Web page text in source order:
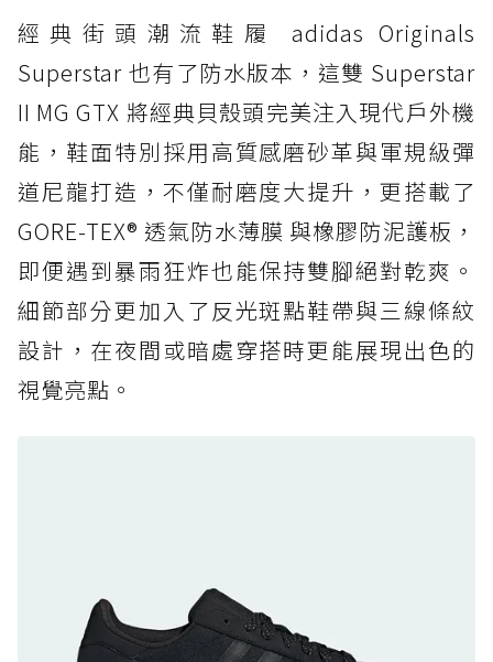
防水鞋推薦 4. ASICS TRABUCO 14 GTX：搭
載 GORE-TEX 隱形貼合科技，全方位防水神鞋
防水鞋推薦 5. Salomon XT-6 GORE-TEX：潮
人必備山系鞋王！防滑、防水與街頭顏值一次攻
頂
防水鞋推薦 6. HOKA Stinson Evo GTX：越野
復刻厚底，GORE-TEX 防水與增高神器一次滿
黃靴同級頂級防水，輕量化工裝健走鞋雨天必備
防水鞋推薦 7. Timberland Motion Access：
黃靴同級頂級防水，輕量化工裝健走鞋雨天必備
防水鞋推薦 10. PUMA Voyage NITRO™ 4
GORE-TEX：氮氣中底注入，回彈與防滑兼具的
經典街頭潮流鞋履 adidas Originals
Superstar 也有了防水版本，這雙 Superstar
II MG GTX 將經典貝殼頭完美注入現代戶外機
能，鞋面特別採用高質感磨砂革與軍規級彈
道尼龍打造，不僅耐磨度大提升，更搭載了
GORE-TEX® 透氣防水薄膜 與橡膠防泥護板，
即便遇到暴雨狂炸也能保持雙腳絕對乾爽。
細節部分更加入了反光斑點鞋帶與三線條紋
設計，在夜間或暗處穿搭時更能展現出色的
視覺亮點。